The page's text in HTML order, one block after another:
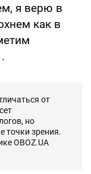
я верю в
как в
от
но
точки зрения.
OBOZ.UA